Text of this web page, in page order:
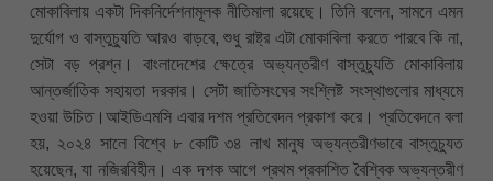
মোকাবিলায় একটা দিকনির্দেশনামূলক নীতিমালা রয়েছে। তিনি বলেন, সামনে এমন
দুর্যোগ ও বাস্তুচ্যুতি আরও বাড়বে, শুধু রাষ্ট্র এটা মোকাবিলা করতে পারবে কি না,
সেটা বড় প্রশ্ন। বাংলাদেশের ক্ষেত্রে অভ্যন্তরীণ বাস্তুচ্যুতি মোকাবিলায়
আন্তর্জাতিক সহায়তা দরকার। সেটা জাতিসংঘের সংশ্লিষ্ট সংস্থাগুলোর মাধ্যমে
হওয়া উচিত।আইডিএমসি এবার দশম প্রতিবেদন প্রকাশ করে। প্রতিবেদনে বলা
হয়, ২০২৪ সালে বিশ্বে ৮ কোটি ৩৪ লাখ মানুষ অভ্যন্তরীণভাবে বাস্তুচ্যুত
হয়েছেন, যা নজিরবিহীন। এক দশক আগে প্রথম প্রকাশিত বৈশ্বিক অভ্যন্তরীণ